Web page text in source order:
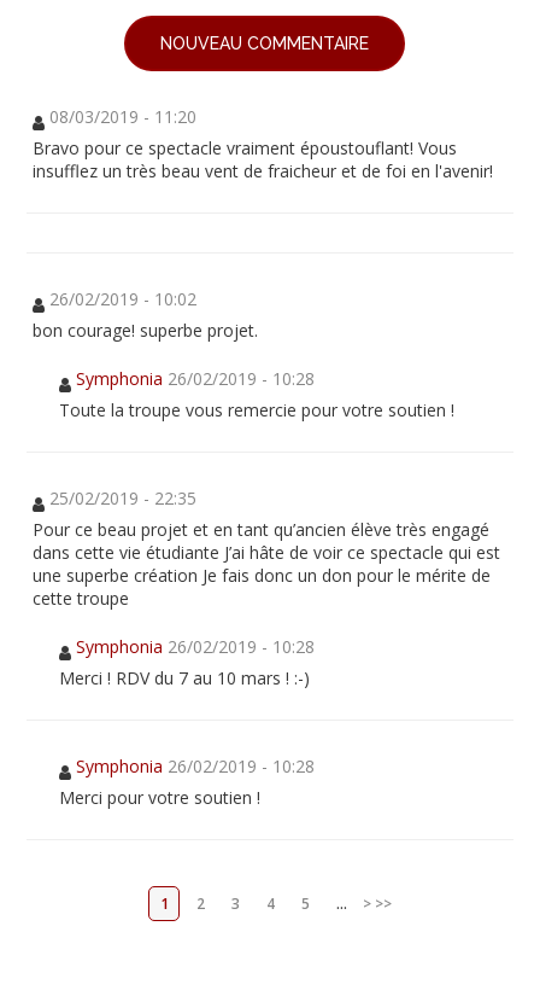
NOUVEAU COMMENTAIRE
08/03/2019 - 11:20
Bravo pour ce spectacle vraiment époustouflant! Vous
insufflez un très beau vent de fraicheur et de foi en l'avenir!
26/02/2019 - 10:02
bon courage! superbe projet.
Symphonia 26/02/2019 - 10:28
Toute la troupe vous remercie pour votre soutien !
25/02/2019 - 22:35
Pour ce beau projet et en tant qu’ancien élève très engagé
dans cette vie étudiante J’ai hâte de voir ce spectacle qui est
une superbe création Je fais donc un don pour le mérite de
cette troupe
Symphonia 26/02/2019 - 10:28
Merci ! RDV du 7 au 10 mars ! :-)
Symphonia 26/02/2019 - 10:28
Merci pour votre soutien !
1 2 3 4 5 ... > >>